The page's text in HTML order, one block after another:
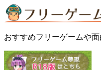
おすすめフリーゲームや